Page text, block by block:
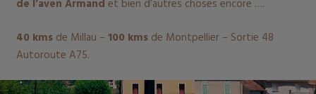
de l’aven Armand et bien d’autres choses encore ….
40 kmsde Millau – 100 kmsde Montpellier – Sortie 48
Autoroute A75.